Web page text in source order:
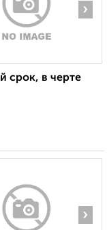
›
срок, в черте
›